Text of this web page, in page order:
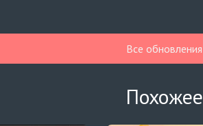
Все обновления
Похожее